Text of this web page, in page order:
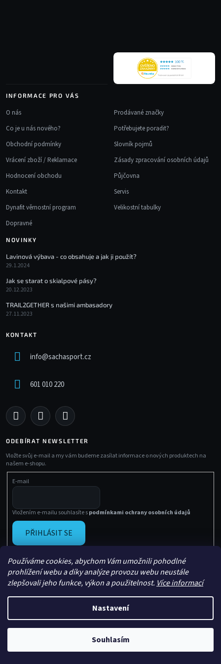
Používáme cookies, abychom Vám umožnili pohodlné
prohlížení webu a díky analýze provozu webu neustále
zlepšovali jeho funkce, výkon a použitelnost. Více informací
Nastavení
Souhlasím
INFORMACE PRO VÁS
O nás
Co je u nás nového?
Obchodní podmínky
Vrácení zboží / Reklamace
Hodnocení obchodu
Kontakt
Dynafit věrnostní program
Dopravné
Prodávané značky
Potřebujete poradit?
Slovník pojmů
Zásady zpracování osobních údajů
Půjčovna
Servis
Velikostní tabulky
NOVINKY
Lavinová výbava - co obsahuje a jak ji použít?
29.1.2024
Jak se starat o skialpové pásy?
20.12.2023
TRAIL2GETHER s našimi ambasadory
27.11.2023
KONTAKT
info@sachasport.cz
601 010 220
ODEBÍRAT NEWSLETTER
Vložte svůj e-mail a my vám budeme zasílat informace o nových produktech na
našem e-shopu.
E-mail
Vložením e-mailu souhlasíte spodmínkami ochrany osobních údajů
PŘIHLÁSIT SE
Vytvořil Shoptet
Copyright 2026Sachasport. Všechna práva vyhrazena.
UpravilLe Artist